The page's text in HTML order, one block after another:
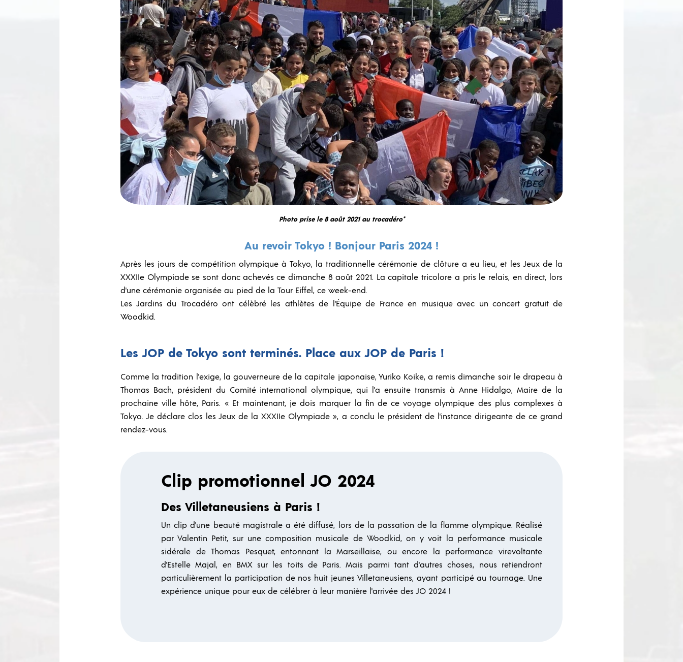
Photo prise le 8 août 2021 au trocadéro*
Au revoir Tokyo ! Bonjour Paris 2024 !
Après les jours de compétition olympique à Tokyo, la traditionnelle cérémonie de clôture a eu lieu, et les Jeux de la
XXXIIe Olympiade se sont donc achevés ce dimanche 8 août 2021. La capitale tricolore a pris le relais, en direct, lors
d'une cérémonie organisée au pied de la Tour Eiffel, ce week-end.
Les Jardins du Trocadéro ont célèbré les athlètes de l'Équipe de France en musique avec un concert gratuit de
Woodkid.
Les JOP de Tokyo sont terminés. Place aux JOP de Paris !
Comme la tradition l'exige, la gouverneure de la capitale japonaise, Yuriko Koike, a remis dimanche soir le drapeau à
Thomas Bach, président du Comité international olympique, qui l'a ensuite transmis à Anne Hidalgo, Maire de la
prochaine ville hôte, Paris. « Et maintenant, je dois marquer la fin de ce voyage olympique des plus complexes à
Tokyo. Je déclare clos les Jeux de la XXXIIe Olympiade », a conclu le président de l'instance dirigeante de ce grand
rendez-vous.
Clip promotionnel JO 2024
Des Villetaneusiens à Paris !
Un clip d'une beauté magistrale a été diffusé, lors de la passation de la flamme olympique. Réalisé
par Valentin Petit, sur une composition musicale de Woodkid, on y voit la performance musicale
sidérale de Thomas Pesquet, entonnant la Marseillaise, ou encore la performance virevoltante
d'Estelle Majal, en BMX sur les toits de Paris. Mais parmi tant d'autres choses, nous retiendront
particulièrement la participation de nos huit jeunes Villetaneusiens, ayant participé au tournage. Une
expérience unique pour eux de célébrer à leur manière l'arrivée des JO 2024 !